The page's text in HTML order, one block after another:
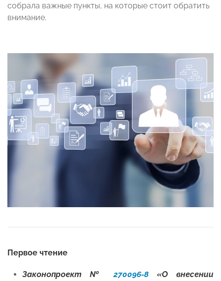
собрала важные пункты, на которые стоит обратить
внимание.
Первое чтение
Законопроект №270096-8 «О внесении